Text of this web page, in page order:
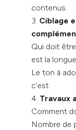
contenus.
Ciblage
Qui doit
est la
Le ton à
c’est.
Travaux
Comment
Nombre de